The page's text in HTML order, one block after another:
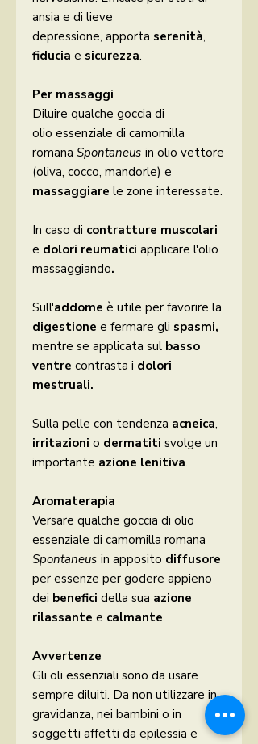
ansia e di lieve
depressione, apporta serenità,
fiducia e sicurezza.
Per massaggi
Diluire qualche goccia di
olio essenziale di camomilla
romana Spontaneus in olio vettore
(oliva, cocco, mandorle) e
massaggiare le zone interessate.
In caso di contratture muscolari
e dolori reumatici applicare l'olio
massaggiando.
Sull'addome è utile per favorire la
digestione e fermare gli spasmi,
mentre se applicata sul basso
ventre contrasta i dolori
mestruali.
Sulla pelle con tendenza acneica,
irritazioni o dermatiti svolge un
importante azione lenitiva.
Aromaterapia
Versare qualche goccia di olio
essenziale di camomilla romana
Spontaneus in apposito diffusore
per essenze per godere appieno
dei benefici della sua azione
rilassante e calmante.
Avvertenze
Gli oli essenziali sono da usare
sempre diluiti. Da non utilizzare in
gravidanza, nei bambini o in
soggetti affetti da epilessia e